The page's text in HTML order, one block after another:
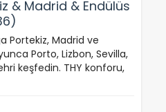
& Madrid & Endülüs
Portekiz, Madrid ve
Porto, Lizbon, Sevilla,
keşfedin. THY konforu,